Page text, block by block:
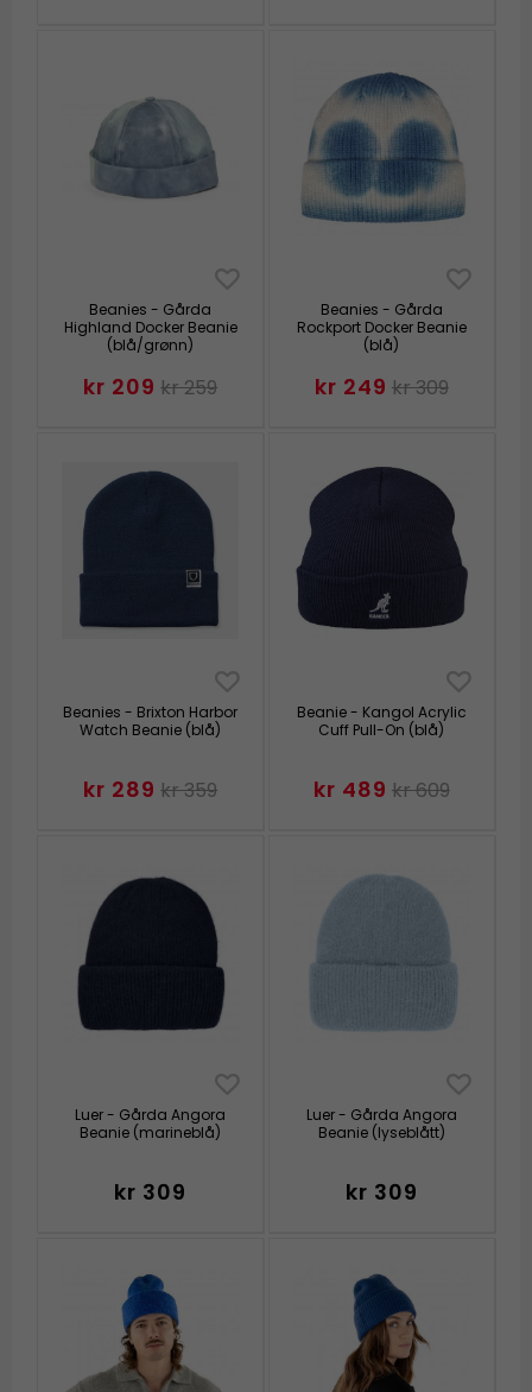
Beanies - Gårda
Highland Docker Beanie
(blå/grønn)
kr 209 kr 259
Beanies - Gårda
Rockport Docker Beanie
(blå)
kr 249 kr 309
Beanies - Brixton Harbor
Watch Beanie (blå)
kr 289 kr 359
Beanie - Kangol Acrylic
Cuff Pull-On (blå)
kr 489 kr 609
Luer - Gårda Angora
Beanie (marineblå)
kr 309
Luer - Gårda Angora
Beanie (lyseblått)
kr 309